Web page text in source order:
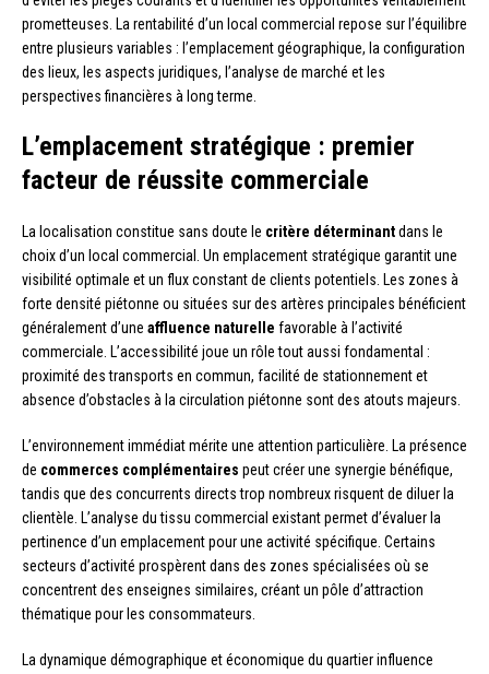
prometteuses. La rentabilité d’un local commercial repose sur l’équilibre
entre plusieurs variables : l’emplacement géographique, la configuration
des lieux, les aspects juridiques, l’analyse de marché et les
perspectives financières à long terme.
L’emplacement stratégique : premier
facteur de réussite commerciale
La localisation constitue sans doute le critère déterminantdans le
choix d’un local commercial. Un emplacement stratégique garantit une
visibilité optimale et un flux constant de clients potentiels. Les zones à
forte densité piétonne ou situées sur des artères principales bénéficient
généralement d’une affluence naturelle favorable à l’activité
commerciale. L’accessibilité joue un rôle tout aussi fondamental :
proximité des transports en commun, facilité de stationnement et
absence d’obstacles à la circulation piétonne sont des atouts majeurs.
L’environnement immédiat mérite une attention particulière. La présence
de commerces complémentaires peut créer une synergie bénéfique,
tandis que des concurrents directs trop nombreux risquent de diluer la
clientèle. L’analyse du tissu commercial existant permet d’évaluer la
pertinence d’un emplacement pour une activité spécifique. Certains
secteurs d’activité prospèrent dans des zones spécialisées où se
concentrent des enseignes similaires, créant un pôle d’attraction
thématique pour les consommateurs.
La dynamique démographique et économique du quartier influence